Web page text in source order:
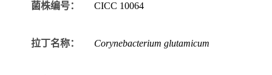
菌株编号： CICC 10064
拉丁名称： Corynebacterium glutamicum